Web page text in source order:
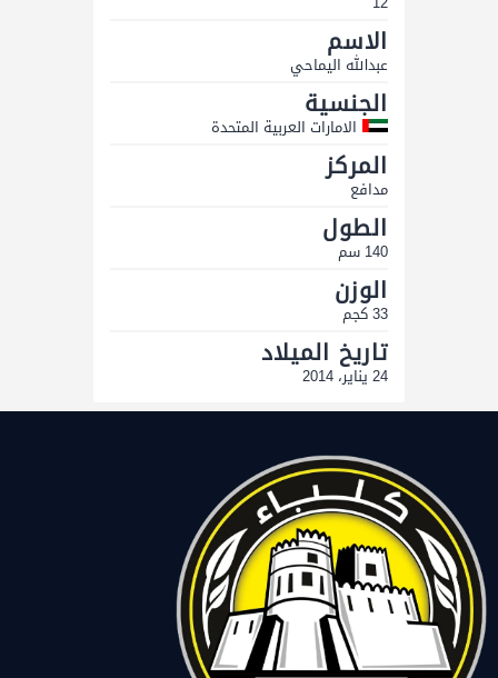
الاسم
عبدالله الیماحي
الجنسية
الامارات العربية المتحدة
المركز
مدافع
الطول
140 سم
الوزن
33 كجم
تاريخ الميلاد
24 يناير، 2014